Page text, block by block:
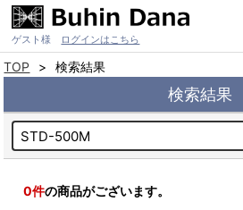
ゲスト様 ログインはこちら
TOP 検索結果
検索結果
0件の商品がございます。